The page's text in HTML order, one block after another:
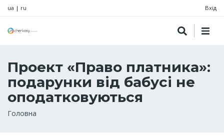
ua | ru Вхід
Проект «Право платника»:
подарунки від бабусі не
оподатковуються
Рядок
Головна